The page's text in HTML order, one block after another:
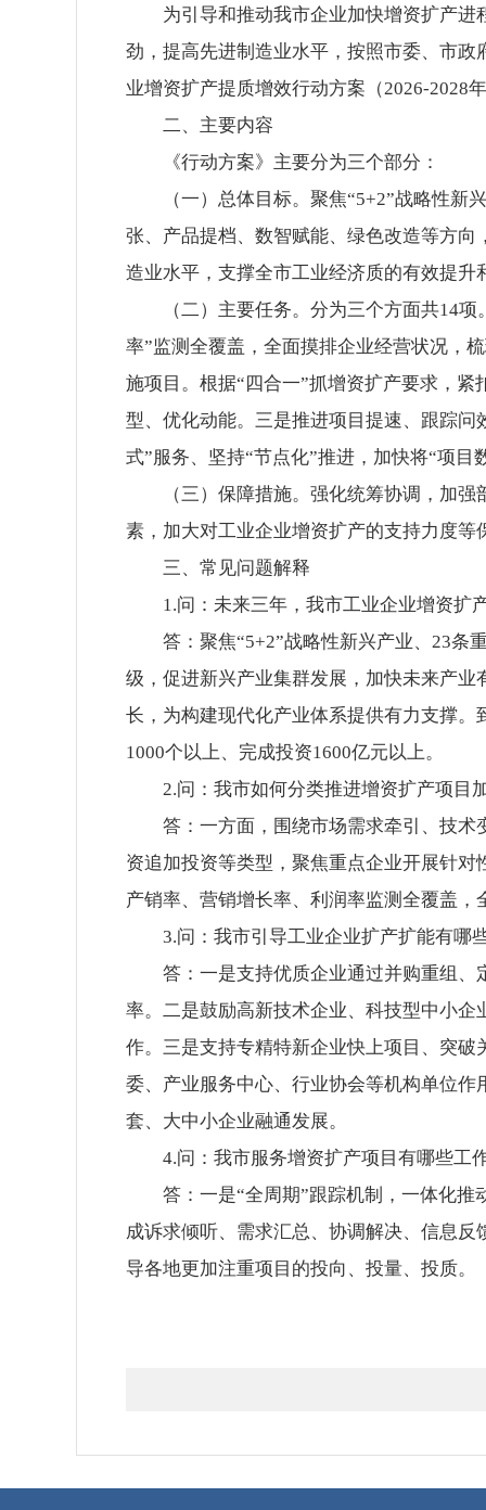
为引导和推动我市企业加快增资扩产
劲，提高先进制造业水平，按照市委、市
业增资扩产提质增效行动方案（2026-2028
二、主要内容
《行动方案》主要分为三个部分：
（一）总体目标。聚焦“5+2”战略性
张、产品提档、数智赋能、绿色改造等方
造业水平，支撑全市工业经济质的有效提升
（二）主要任务。分为三个方面共14
率”监测全覆盖，全面摸排企业经营状况，
施项目。根据“四合一”抓增资扩产要求，
型、优化动能。三是推进项目提速、跟踪问
式”服务、坚持“节点化”推进，加快将“项目
（三）保障措施。强化统筹协调，加
素，加大对工业企业增资扩产的支持力度等
三、常见问题解释
1.问：未来三年，我市工业企业增资扩
答：聚焦“5+2”战略性新兴产业、23条
级，促进新兴产业集群发展，加快未来产
长，为构建现代化产业体系提供有力支撑
1000个以上、完成投资1600亿元以上。
2.问：我市如何分类推进增资扩产项目
答：一方面，围绕市场需求牵引、技
资追加投资等类型，聚焦重点企业开展针
产销率、营销增长率、利润率监测全覆盖，
3.问：我市引导工业企业扩产扩能有哪
答：一是支持优质企业通过并购重组
率。二是鼓励高新技术企业、科技型中小
作。三是支持专精特新企业快上项目、突
委、产业服务中心、行业协会等机构单位
套、大中小企业融通发展。
4.问：我市服务增资扩产项目有哪些工
答：一是“全周期”跟踪机制，一体化
成诉求倾听、需求汇总、协调解决、信息
导各地更加注重项目的投向、投量、投质。